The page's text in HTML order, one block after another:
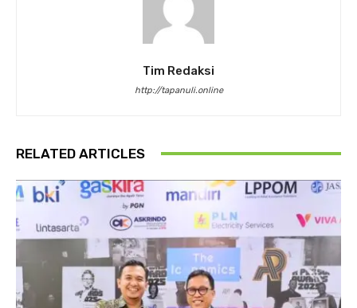
Tim Redaksi
http://tapanuli.online
RELATED ARTICLES